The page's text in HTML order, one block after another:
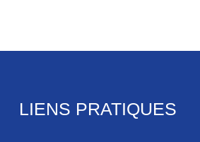
LIENS PRATIQUES